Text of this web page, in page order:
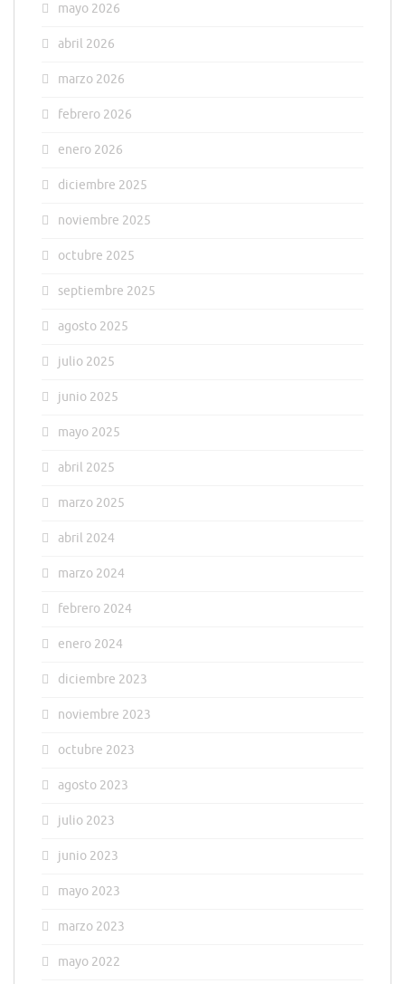
mayo 2026
abril 2026
marzo 2026
febrero 2026
enero 2026
diciembre 2025
noviembre 2025
octubre 2025
septiembre 2025
agosto 2025
julio 2025
junio 2025
mayo 2025
abril 2025
marzo 2025
abril 2024
marzo 2024
febrero 2024
enero 2024
diciembre 2023
noviembre 2023
octubre 2023
agosto 2023
julio 2023
junio 2023
mayo 2023
marzo 2023
mayo 2022